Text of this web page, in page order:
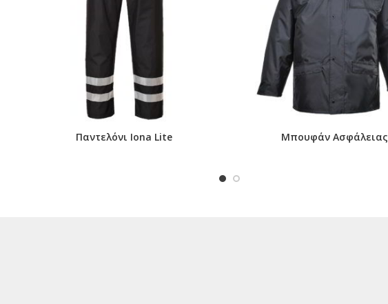
Παντελόνι Iona Lite Μπουφάν Ασφάλειας